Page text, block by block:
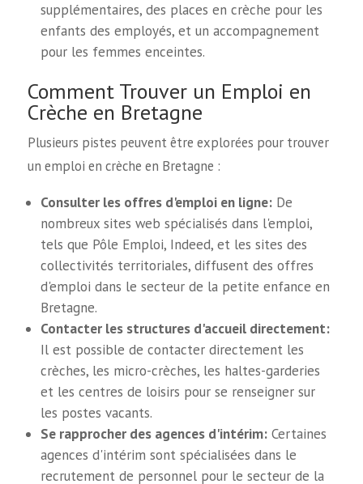
supplémentaires, des places en crèche pour les
enfants des employés, et un accompagnement
pour les femmes enceintes.
Comment Trouver un Emploi en
Crèche en Bretagne
Plusieurs pistes peuvent être explorées pour trouver
un emploi en crèche en Bretagne :
Consulter les offres d'emploi en ligne: De
nombreux sites web spécialisés dans l'emploi,
tels que Pôle Emploi, Indeed, et les sites des
collectivités territoriales, diffusent des offres
d'emploi dans le secteur de la petite enfance en
Bretagne.
Contacter les structures d'accueil directement:
Il est possible de contacter directement les
crèches, les micro-crèches, les haltes-garderies
et les centres de loisirs pour se renseigner sur
les postes vacants.
Se rapprocher des agences d'intérim: Certaines
agences d'intérim sont spécialisées dans le
recrutement de personnel pour le secteur de la